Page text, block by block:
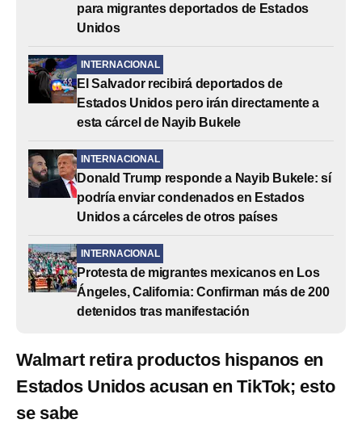
para migrantes deportados de Estados
Unidos
INTERNACIONAL
El Salvador recibirá deportados de
Estados Unidos pero irán directamente a
esta cárcel de Nayib Bukele
INTERNACIONAL
Donald Trump responde a Nayib Bukele: sí
podría enviar condenados en Estados
Unidos a cárceles de otros países
INTERNACIONAL
Protesta de migrantes mexicanos en Los
Ángeles, California: Confirman más de 200
detenidos tras manifestación
Walmart retira productos hispanos en
Estados Unidos acusan en TikTok; esto
se sabe